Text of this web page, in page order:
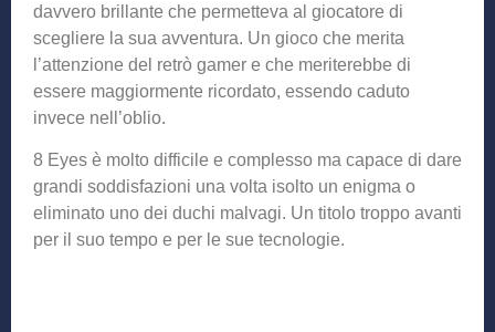
davvero brillante che permetteva al giocatore di
scegliere la sua avventura. Un gioco che merita
l’attenzione del retrò gamer e che meriterebbe di
essere maggiormente ricordato, essendo caduto
invece nell’oblio.
8 Eyes è molto difficile e complesso ma capace di dare
grandi soddisfazioni una volta isolto un enigma o
eliminato uno dei duchi malvagi. Un titolo troppo avanti
per il suo tempo e per le sue tecnologie.